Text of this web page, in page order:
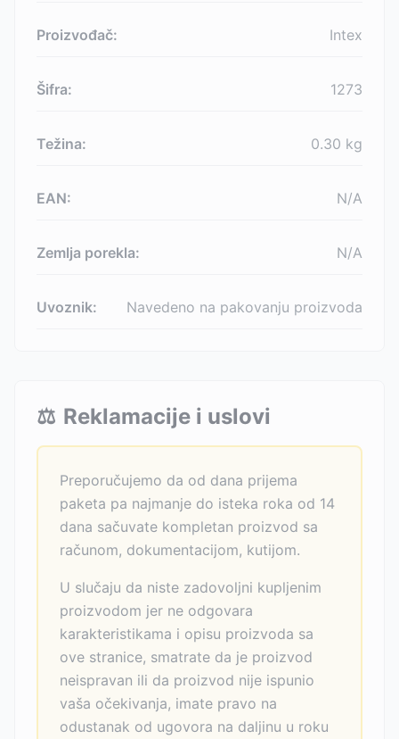
Proizvođač: Intex
Šifra: 1273
Težina: 0.30 kg
EAN: N/A
Zemlja porekla: N/A
Uvoznik: Navedeno na pakovanju proizvoda
⚖️ Reklamacije i uslovi
Preporučujemo da od dana prijema
paketa pa najmanje do isteka roka od 14
dana sačuvate kompletan proizvod sa
računom, dokumentacijom, kutijom.
U slučaju da niste zadovoljni kupljenim
proizvodom jer ne odgovara
karakteristikama i opisu proizvoda sa
ove stranice, smatrate da je proizvod
neispravan ili da proizvod nije ispunio
vaša očekivanja, imate pravo na
odustanak od ugovora na daljinu u roku